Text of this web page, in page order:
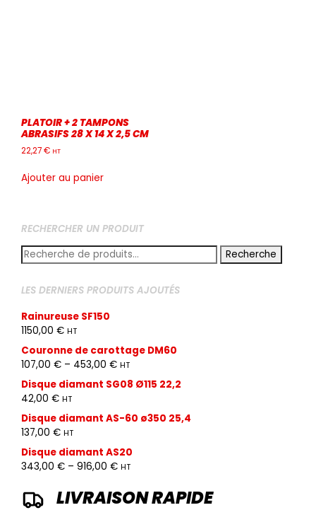
PLATOIR + 2 TAMPONS
ABRASIFS 28 X 14 X 2,5 CM
22,27€ HT
Ajouter au panier
RECHERCHER UN PRODUIT
Recherche
pour :
Recherche
LES DERNIERS PRODUITS AJOUTÉS
Rainureuse SF150
1150,00 € HT
Couronne de carottage DM60
107,00 € – 453,00 € HT
Disque diamant SG08 Ø115 22,2
42,00 € HT
Disque diamant AS-60 ø350 25,4
137,00 € HT
Disque diamant AS20
343,00 € – 916,00 € HT
LIVRAISON RAPIDE